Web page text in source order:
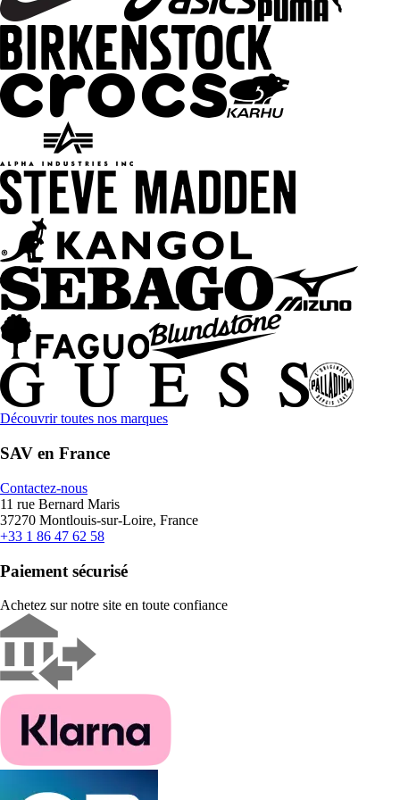
Découvrir toutes nos marques
SAV en France
Contactez-nous
11 rue Bernard Maris
37270 Montlouis-sur-Loire, France
+33 1 86 47 62 58
Paiement sécurisé
Achetez sur notre site en toute confiance